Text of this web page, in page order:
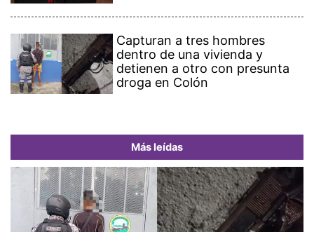
Capturan a tres hombres
dentro de una vivienda y
detienen a otro con presunta
droga en Colón
Más leídas